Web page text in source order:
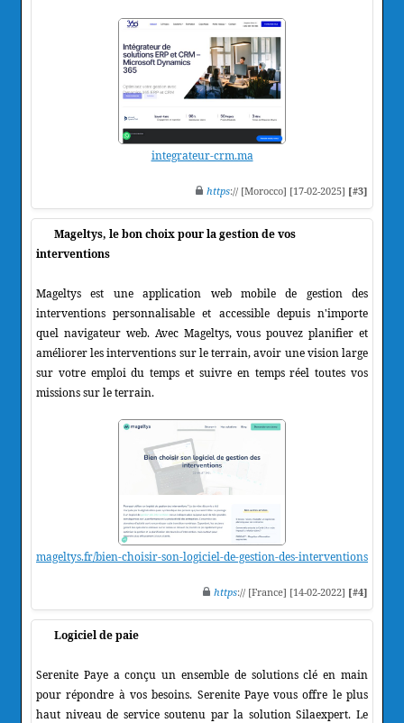
integrateur-crm.ma
https:// [Morocco] [17-02-2025] [#3]
Mageltys, le bon choix pour la gestion de vos
interventions
Mageltys est une application web mobile de gestion des
interventions personnalisable et accessible depuis n'importe
quel navigateur web. Avec Mageltys, vous pouvez planifier et
améliorer les interventions sur le terrain, avoir une vision large
sur votre emploi du temps et suivre en temps réel toutes vos
missions sur le terrain.
mageltys.fr/bien-choisir-son-logiciel-de-gestion-des-interventions
https:// [France] [14-02-2022] [#4]
Logiciel de paie
Serenite Paye a conçu un ensemble de solutions clé en main
pour répondre à vos besoins. Serenite Paye vous offre le plus
haut niveau de service soutenu par la solution Silaexpert. Le